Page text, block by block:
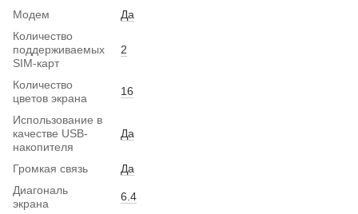
Модем
Да
Количество
поддерживаемых
SIM-карт
2
Количество
цветов экрана
16
Использование в
качестве USB-
накопителя
Да
Громкая связь
Да
Диагональ
экрана
6.4